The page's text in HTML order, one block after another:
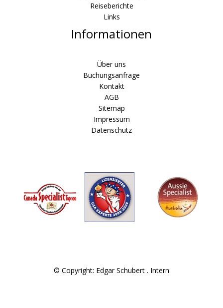
Reiseberichte
Links
Informationen
Über uns
Buchungsanfrage
Kontakt
AGB
Sitemap
Impressum
Datenschutz
© Copyright: Edgar Schubert . Intern